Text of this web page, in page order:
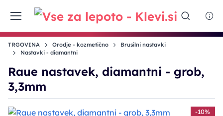
TRGOVINA Orodje - kozmetično
Brusilni nastavki
Nastavki - diamantni
Raue nastavek, diamantni - grob,
3,3mm
-10%